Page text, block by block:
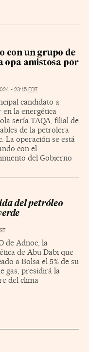
con un grupo de
opa amistosa por
- 23:15 EDT
candidato a
en la energética
sería TAQA, filial de
de la petrolera
La operación se está
con el
del Gobierno
del petróleo
de Adnoc, la
de Abu Dabi que
a Bolsa el 5% de su
gas, presidirá la
del clima